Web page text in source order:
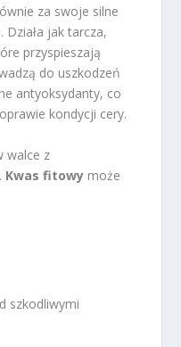
za swoje silne
. Działa jak tarcza,
przyspieszają
do uszkodzeń
antyoksydanty, co
kondycji cery.
walce z
Kwas fitowy może
szkodliwymi